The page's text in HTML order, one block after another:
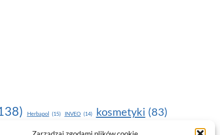
Herbapol (15) INVEO (14) kosmetyki (83)
moda(187)